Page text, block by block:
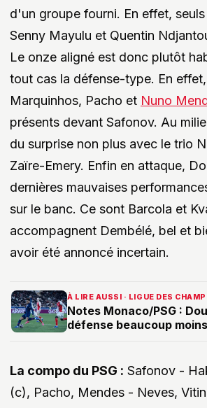
d'un groupe fourni. En effet,
Senny Mayulu et Quentin
Le onze aligné est donc plutôt
tout cas la défense-type. En
Marquinhos, Pacho et Nuno
présents devant Safonov. Au
du surprise non plus avec le trio
Zaïre-Emery. Enfin en attaque,
dernières mauvaises
sur le banc. Ce sont Barcola et
accompagnent Dembélé, bel et
avoir été annoncé incertain.
À LIRE AUSSI · LIGUE DES
Notes Monaco/PSG :
défense beaucoup moins
La compo du PSG : Safonov -
(c), Pacho, Mendes - Neves,